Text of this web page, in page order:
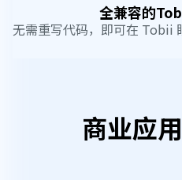
全兼容的
无需重写代码，即可在 Tobii
商业应